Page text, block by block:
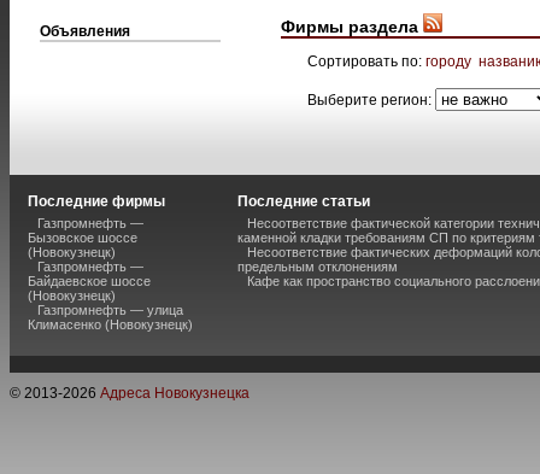
Объявления Фирмы раздела
Сортировать по: городу
Выберите регион:
Последние фирмы
Газпромнефть —
Бызовское шоссе
(Новокузнецк)
Газпромнефть —
Байдаевское шоссе
(Новокузнецк)
Газпромнефть — улица
Климасенко (Новокузнецк)
Последние статьи
Несоответствие фактической категории
каменной кладки требованиям СП по критериям
Несоответствие фактических деформаций
предельным отклонениям
Кафе как пространство социального
© 2013-2026 Адреса Новокузнецка